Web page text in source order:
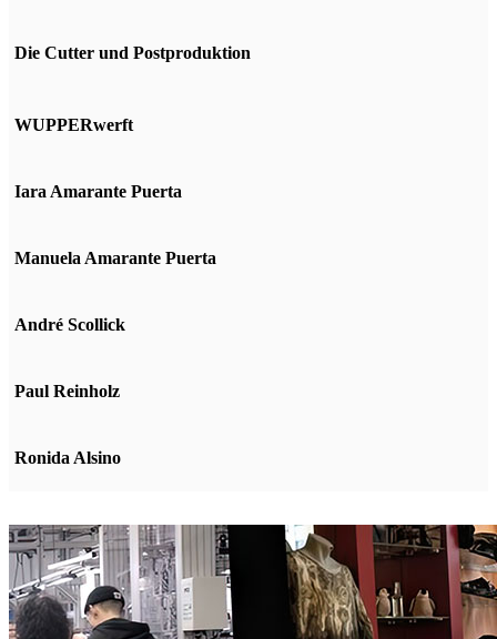
Die Cutter und Postproduktion
WUPPERwerft
Iara Amarante Puerta
Manuela Amarante Puerta
André Scollick
Paul Reinholz
Ronida Alsino